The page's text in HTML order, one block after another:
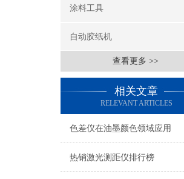
涂料工具
自动胶纸机
查看更多 >>
相关文章
RELEVANT ARTICLES
色差仪在油墨颜色领域应用
热销激光测距仪排行榜